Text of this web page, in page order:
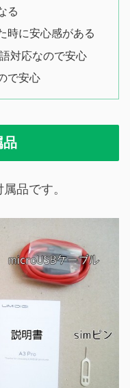
る
時に安心感がある
対応なので安心
で安心
品
品です。